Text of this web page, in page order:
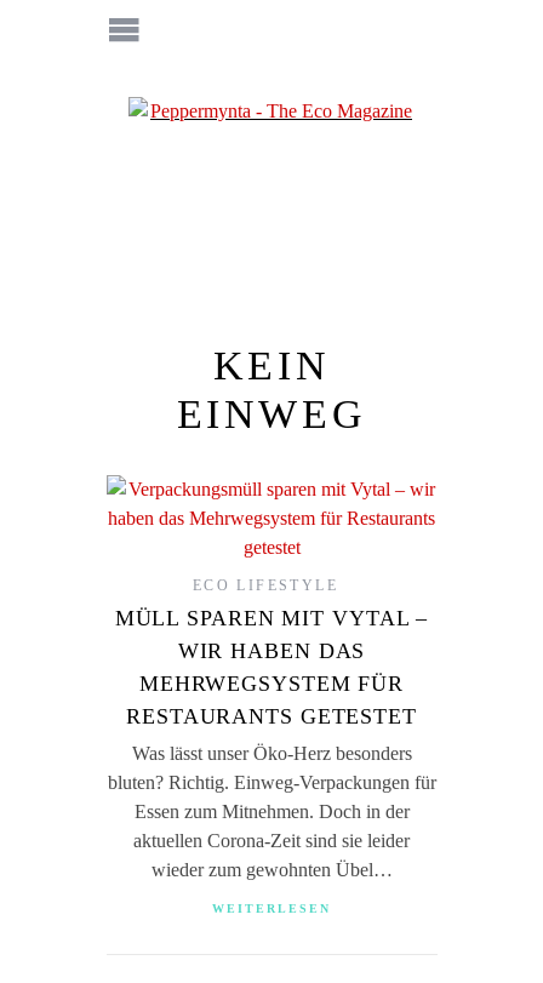
KEIN
EINWEG
ECO LIFESTYLE
MÜLL SPAREN MIT VYTAL –
WIR HABEN DAS
MEHRWEGSYSTEM FÜR
RESTAURANTS GETESTET
Was lässt unser Öko-Herz besonders
bluten? Richtig. Einweg-Verpackungen für
Essen zum Mitnehmen. Doch in der
aktuellen Corona-Zeit sind sie leider
wieder zum gewohnten Übel…
WEITERLESEN